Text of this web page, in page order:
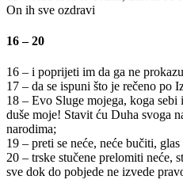
On ih sve ozdravi
16 – 20
16 – i poprijeti im da ga ne
17 – da se ispuni što je rečeno po
18 – Evo Sluge mojega, koga
duše moje! Stavit ću Duha svoga
narodima;
19 – preti se neće, neće bučiti,
20 – trske stučene prelomiti neće,
sve dok do pobjede ne izvede